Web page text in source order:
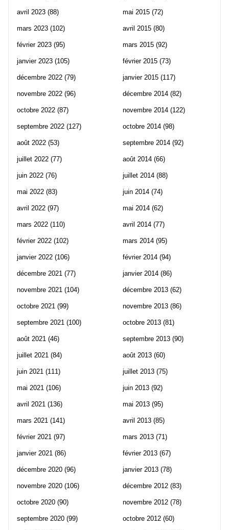
avril 2023 (88)
mars 2023 (102)
février 2023 (95)
janvier 2023 (105)
décembre 2022 (79)
novembre 2022 (96)
octobre 2022 (87)
septembre 2022 (127)
août 2022 (53)
juillet 2022 (77)
juin 2022 (76)
mai 2022 (83)
avril 2022 (97)
mars 2022 (110)
février 2022 (102)
janvier 2022 (106)
décembre 2021 (77)
novembre 2021 (104)
octobre 2021 (99)
septembre 2021 (100)
août 2021 (46)
juillet 2021 (84)
juin 2021 (111)
mai 2021 (106)
avril 2021 (136)
mars 2021 (141)
février 2021 (97)
janvier 2021 (86)
décembre 2020 (96)
novembre 2020 (106)
octobre 2020 (90)
septembre 2020 (99)
mai 2015 (72)
avril 2015 (80)
mars 2015 (92)
février 2015 (73)
janvier 2015 (117)
décembre 2014 (82)
novembre 2014 (122)
octobre 2014 (98)
septembre 2014 (92)
août 2014 (66)
juillet 2014 (88)
juin 2014 (74)
mai 2014 (62)
avril 2014 (77)
mars 2014 (95)
février 2014 (94)
janvier 2014 (86)
décembre 2013 (62)
novembre 2013 (86)
octobre 2013 (81)
septembre 2013 (90)
août 2013 (60)
juillet 2013 (75)
juin 2013 (92)
mai 2013 (95)
avril 2013 (85)
mars 2013 (71)
février 2013 (67)
janvier 2013 (78)
décembre 2012 (83)
novembre 2012 (78)
octobre 2012 (60)